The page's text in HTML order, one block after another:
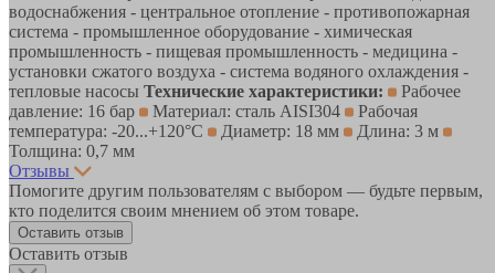
водоснабжения - центральное отопление - противопожарная
система - промышленное оборудование - химическая
промышленность - пищевая промышленность - медицина -
установки сжатого воздуха - система водяного охлаждения -
тепловые насосы Технические характеристики:
Рабочее
давление: 16 бар
Материал: сталь AISI304
Рабочая
температура: -20...+120°С
Диаметр: 18 мм
Длина: 3 м
Толщина: 0,7 мм
Отзывы
Помогите другим пользователям с выбором — будьте первым,
кто поделится своим мнением об этом товаре.
Оставить отзыв
Оставить отзыв